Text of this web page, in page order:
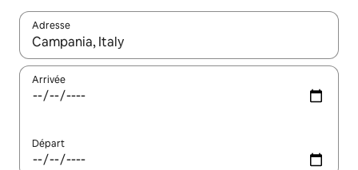
Adresse
Lorsque les résultats s'affichent, utilisez les flèches vers le
Arrivée
Départ